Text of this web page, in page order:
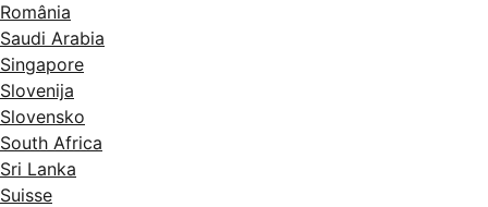
România
Saudi Arabia
Singapore
Slovenija
Slovensko
South Africa
Sri Lanka
Suisse